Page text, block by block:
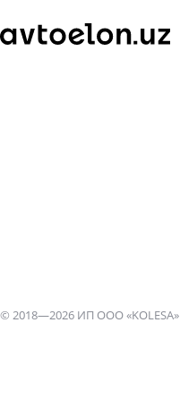
© 2018—2026 ИП ООО «KOLESA»